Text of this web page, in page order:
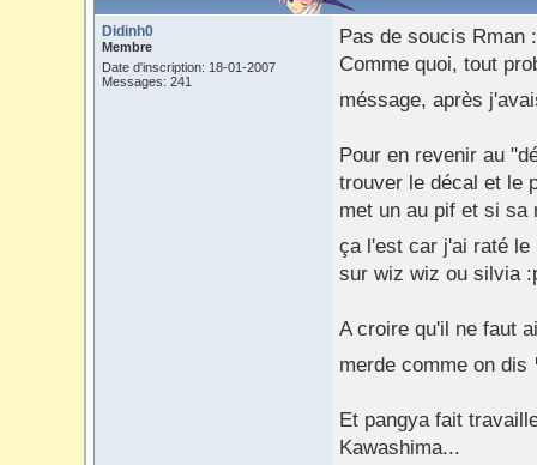
Didinh0
Membre
Date d'inscription: 18-01-2007
Messages: 241
Pas de soucis Rman
Comme quoi, tout
méssage, après
Pour en revenir au
trouver le décal et le
met un au pif et si sa
ça l'est car j'ai raté
sur wiz wiz ou silvia
A croire qu'il ne faut
merde comme on dis
Et pangya fait
Kawashima...